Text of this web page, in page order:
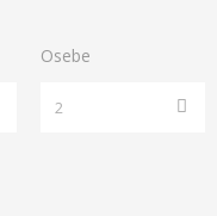
Osebe